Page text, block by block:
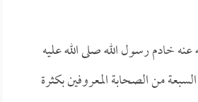
خادم رسول الله صلى الله عليه
من الصحابة المعروفين بكثرة